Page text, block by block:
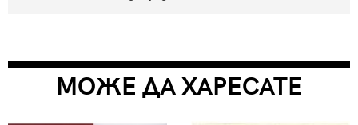
МОЖЕ ДА ХАРЕСАТЕ